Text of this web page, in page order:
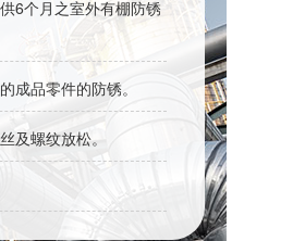
6个月之室外有棚防锈
成品零件的防锈。
及螺纹放松。